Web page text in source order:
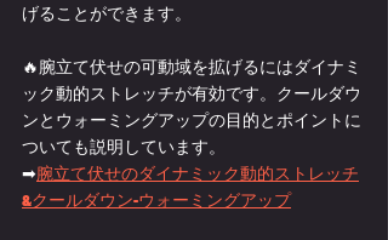
げることができます。
🔥腕立て伏せの可動域を拡げるにはダイナミ
ック動的ストレッチが有効です。クールダウ
ンとウォーミングアップの目的とポイントに
ついても説明しています。
➡腕立て伏せのダイナミック動的ストレッチ
&クールダウン-ウォーミングアップ